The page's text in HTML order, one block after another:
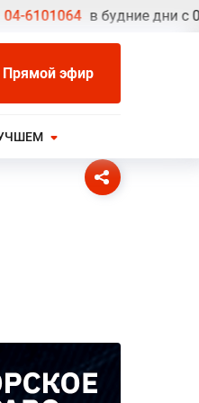
в будние дни с 09.00
Прямой эфир